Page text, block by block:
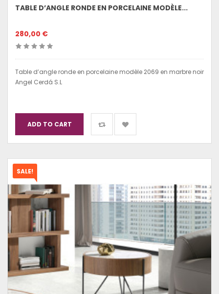
TABLE D’ANGLE RONDE EN PORCELAINE MODÈLE...
280,00 €
Table d’angle ronde en porcelaine modèle 2069 en marbre noir
Angel Cerdá S.L
ADD TO CART
SALE!